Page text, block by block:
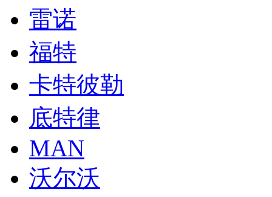
雷诺
福特
卡特彼勒
底特律
MAN
沃尔沃